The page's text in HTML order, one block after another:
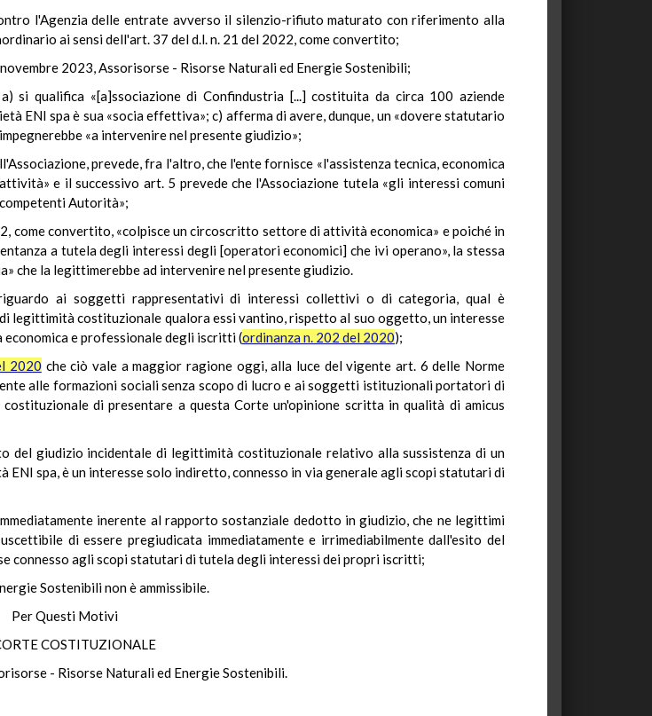
l'Agenzia delle entrate avverso il silenzio-rifiuto maturato con riferimento alla
ai sensi dell'art. 37 del d.l. n. 21 del 2022, come convertito;
2023, Assorisorse - Risorse Naturali ed Energie Sostenibili;
si qualifica «[a]ssociazione di Confindustria [...] costituita da circa 100 aziende
ENI spa è sua «socia effettiva»; c) afferma di avere, dunque, un «dovere statutario
«a intervenire nel presente giudizio»;
prevede, fra l'altro, che l'ente fornisce «l'assistenza tecnica, economica
e il successivo art. 5 prevede che l'Associazione tutela «gli interessi comuni
Autorità»;
come convertito, «colpisce un circoscritto settore di attività economica» e poiché in
a tutela degli interessi degli [operatori economici] che ivi operano», la stessa
che la legittimerebbe ad intervenire nel presente giudizio.
ai soggetti rappresentativi di interessi collettivi o di categoria, qual è
legittimità costituzionale qualora essi vantino, rispetto al suo oggetto, un interesse
e professionale degli iscritti (ordinanza n. 202 del 2020);
2020 che ciò vale a maggior ragione oggi, alla luce del vigente art. 6 delle Norme
alle formazioni sociali senza scopo di lucro e ai soggetti istituzionali portatori di
di presentare a questa Corte un'opinione scritta in qualità di amicus
del giudizio incidentale di legittimità costituzionale relativo alla sussistenza di un
spa, è un interesse solo indiretto, connesso in via generale agli scopi statutari di
inerente al rapporto sostanziale dedotto in giudizio, che ne legittimi
di essere pregiudicata immediatamente e irrimediabilmente dall'esito del
connesso agli scopi statutari di tutela degli interessi dei propri iscritti;
Sostenibili non è ammissibile.
Per Questi Motivi
COSTITUZIONALE
- Risorse Naturali ed Energie Sostenibili.